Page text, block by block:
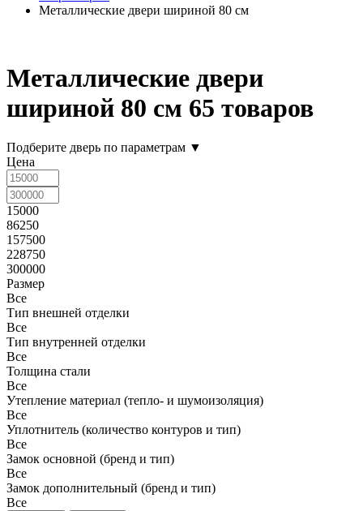
Металлические двери шириной 80 см
Металлические двери
шириной 80 см 65 товаров
Подберите дверь по параметрам ▼
Цена
15000
86250
157500
228750
300000
Размер
Все
Тип внешней отделки
Все
Тип внутренней отделки
Все
Толщина стали
Все
Утепление материал (тепло- и шумоизоляция)
Все
Уплотнитель (количество контуров и тип)
Все
Замок основной (бренд и тип)
Все
Замок дополнительный (бренд и тип)
Все